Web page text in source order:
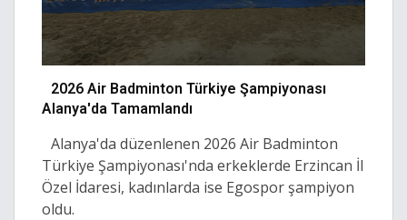
2026 Air Badminton Türkiye Şampiyonası
Alanya'da Tamamlandı
Alanya'da düzenlenen 2026 Air Badminton
Türkiye Şampiyonası'nda erkeklerde Erzincan İl
Özel İdaresi, kadınlarda ise Egospor şampiyon
oldu.